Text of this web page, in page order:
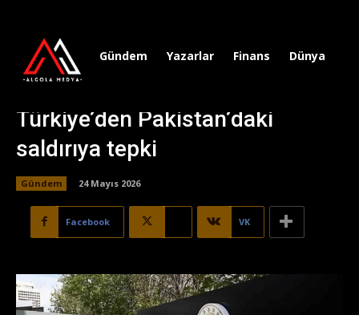
Gündem Yazarlar Finans Dünya
Türkiye’den Pakistan’daki
saldırıya tepki
Gündem 24 Mayıs 2026
Facebook VK